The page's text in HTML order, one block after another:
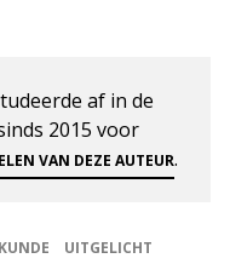
af in de
2015 voor
VAN DEZE AUTEUR.
UITGELICHT